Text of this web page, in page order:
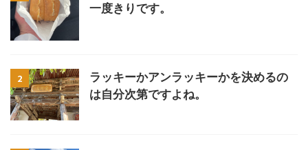
一度きりです。
2
ラッキーかアンラッキーかを決めるの
は自分次第ですよね。